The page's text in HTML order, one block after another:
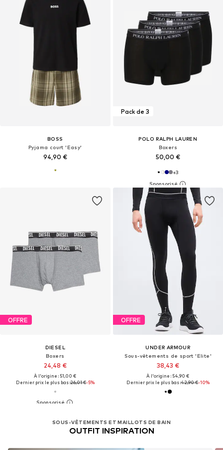
BOSS
Pyjama court 'Easy'
94,90 €
Pack de 3
POLO RALPH LAUREN
Boxers
50,00 €
+3
OFFRE
DIESEL
Boxers
24,48 €
À l'origine : 51,00 €
Dernier prix le plus bas :26,01 €-5%
OFFRE
UNDER ARMOUR
Sous-vêtements de sport 'Elite'
38,43 €
À l'origine : 54,90 €
Dernier prix le plus bas :42,90 €-10%
SOUS-VÊTEMENTS ET MAILLOTS DE BAIN
OUTFIT INSPIRATION